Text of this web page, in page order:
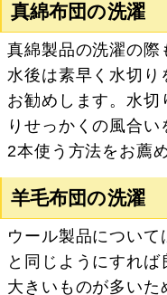
真綿布団の洗濯
真綿製品の洗濯の際
水後は素早く水切り
お勧めします。水切
りせっかくの風合
2本使う方法をお薦
羊毛布団の洗濯
ウール製品につい
と同じようにすれ
大きいものが多い